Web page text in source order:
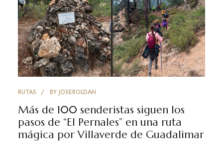
RUTAS BY JOSEROLDAN
Más de 100 senderistas siguen los
pasos de “El Pernales” en una ruta
mágica por Villaverde de Guadalimar